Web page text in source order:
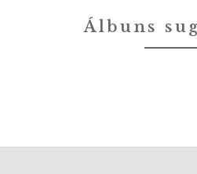
Álbuns